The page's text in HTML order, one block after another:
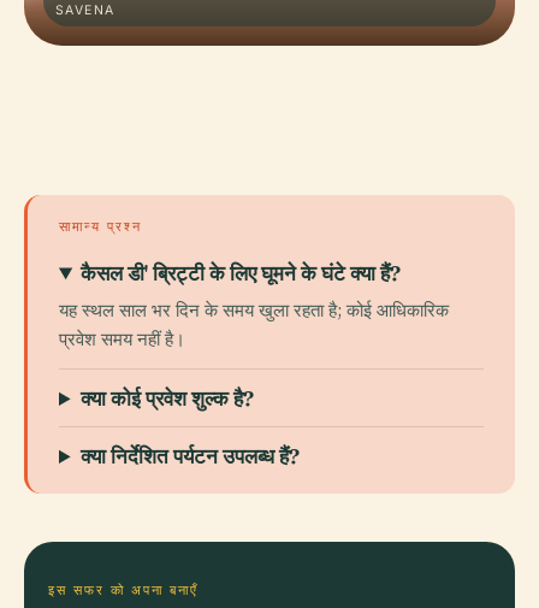
SAVENA
सामान्य प्रश्न
कैसल डी' ब्रिट्टी के लिए घूमने के घंटे क्या हैं?
यह स्थल साल भर दिन के समय खुला रहता है; कोई आधिकारिक
प्रवेश समय नहीं है।
क्या कोई प्रवेश शुल्क है?
क्या निर्देशित पर्यटन उपलब्ध हैं?
इस सफर को अपना बनाएँ